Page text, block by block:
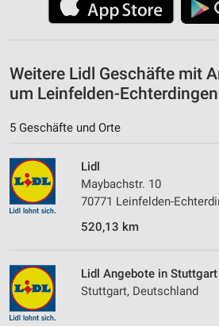
Weitere Lidl Geschäfte mit
um Leinfelden-Echterdingen
5 Geschäfte und Orte
Lidl
Maybachstr. 10
70771 Leinfelden-
520,13 km
Lidl Angebote in Stuttgart
Stuttgart, Deutschland
IAB-Besonderheiten:
Geräte anhand von aktiv
Informationen identifizieren
Notwendig
Performance
Funktional